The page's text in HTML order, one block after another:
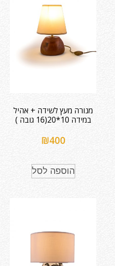
מנורה מעץ לשידה + אהיל
במידה 10*20(16 גובה )
₪400
הוספה לסל